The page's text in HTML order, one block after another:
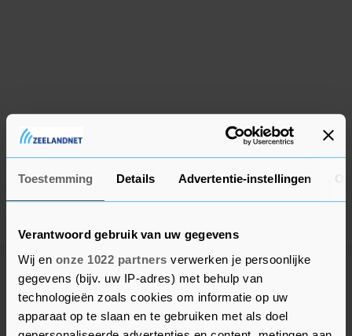
Toestemming Details Advertentie-instellingen
Verantwoord gebruik van uw gegevens
Wij en onze 1022 partners verwerken je persoonlijke
gegevens (bijv. uw IP-adres) met behulp van
technologieën zoals cookies om informatie op uw
apparaat op te slaan en te gebruiken met als doel
Meer uit Reimerswaal